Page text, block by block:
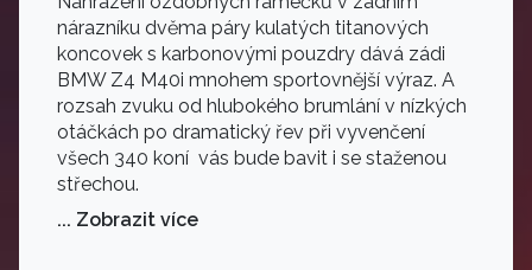
nárazníku dvěma páry kulatých titanových
koncovek s karbonovými pouzdry dává zádi
BMW Z4 M40i mnohem sportovnější výraz. A
rozsah zvuku od hlubokého brumlání v nízkých
otáčkách po dramatický řev při vyvenčení
všech 340 koní vás bude bavit i se staženou
střechou.
... Zobrazit více